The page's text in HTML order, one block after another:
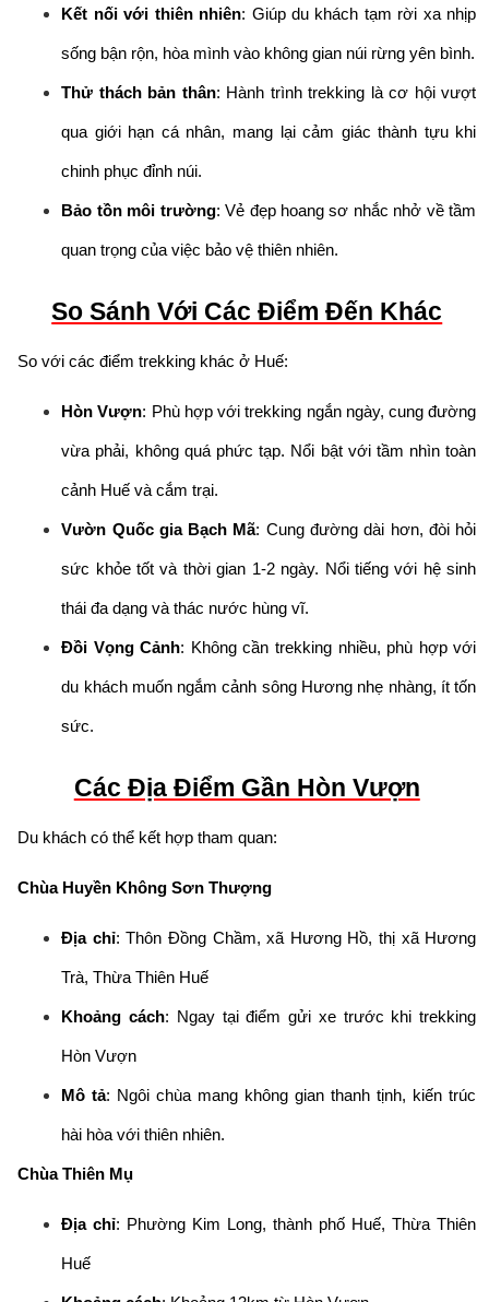
Kết nối với thiên nhiên: Giúp du khách tạm rời xa nhịp
sống bận rộn, hòa mình vào không gian núi rừng yên bình.
Thử thách bản thân: Hành trình trekking là cơ hội vượt
qua giới hạn cá nhân, mang lại cảm giác thành tựu khi
chinh phục đỉnh núi.
Bảo tồn môi trường: Vẻ đẹp hoang sơ nhắc nhở về tầm
quan trọng của việc bảo vệ thiên nhiên.
So Sánh Với Các Điểm Đến Khác
So với các điểm trekking khác ở Huế:
Hòn Vượn: Phù hợp với trekking ngắn ngày, cung đường
vừa phải, không quá phức tạp. Nổi bật với tầm nhìn toàn
cảnh Huế và cắm trại.
Vườn Quốc gia Bạch Mã: Cung đường dài hơn, đòi hỏi
sức khỏe tốt và thời gian 1-2 ngày. Nổi tiếng với hệ sinh
thái đa dạng và thác nước hùng vĩ.
Đồi Vọng Cảnh: Không cần trekking nhiều, phù hợp với
du khách muốn ngắm cảnh sông Hương nhẹ nhàng, ít tốn
sức.
Các Địa Điểm Gần Hòn Vượn
Du khách có thể kết hợp tham quan:
Chùa Huyền Không Sơn Thượng
Địa chỉ: Thôn Đồng Chầm, xã Hương Hồ, thị xã Hương
Trà, Thừa Thiên Huế
Khoảng cách: Ngay tại điểm gửi xe trước khi trekking
Hòn Vượn
Mô tả: Ngôi chùa mang không gian thanh tịnh, kiến trúc
hài hòa với thiên nhiên.
Chùa Thiên Mụ
Địa chỉ: Phường Kim Long, thành phố Huế, Thừa Thiên
Huế